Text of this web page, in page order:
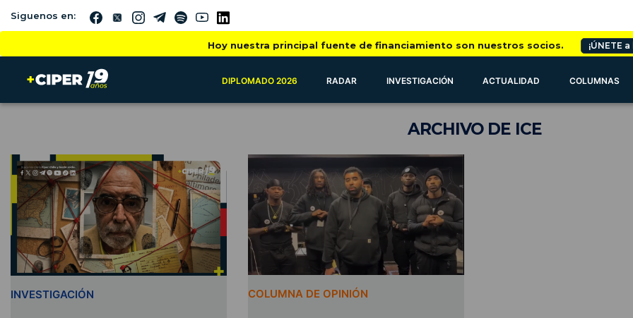
Siguenos en:
Hoy nuestra principal fuente de financiamiento son nuestros socios. ¡ÚNETE
DIPLOMADO 2026 RADAR INVESTIGACIÓN ACTUALIDAD COLUMNAS
ARCHIVODE ICE
INVESTIGACIÓN COLUMNA DE OPINIÓN